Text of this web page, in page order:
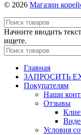
© 2026 Магазин
Начните вводить
ищете.
Главная
ЗАПРОСИТЬ
Покупателям
Наши
Отзывы
Условия